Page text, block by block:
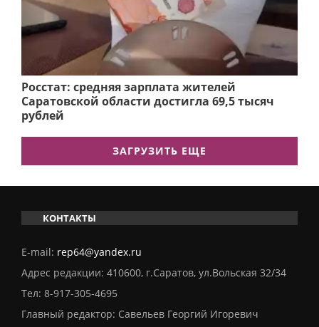
Росстат: средняя зарплата жителей
Саратовской области достигла 69,5 тысяч
рублей
ЗАГРУЗИТЬ ЕЩЕ
КОНТАКТЫ
E-mail: rep64@yandex.ru
Адрес редакции: 410600, г.Саратов, ул.Вольская 32/34
Тел: 8-917-305-4695
Главный редактор: Савельев Георгий Игоревич